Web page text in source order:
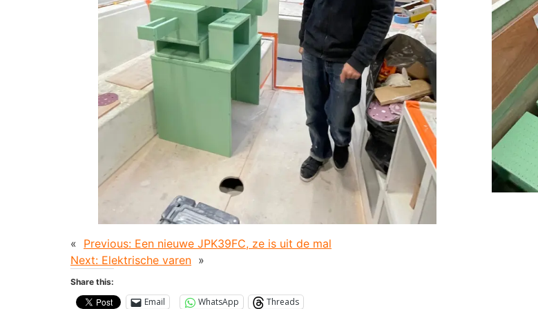
« Previous: Een nieuwe JPK39FC, ze is uit de mal
Next: Elektrische varen »
Share this:
Email WhatsApp Threads